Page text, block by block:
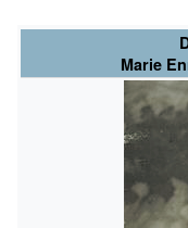
Marie